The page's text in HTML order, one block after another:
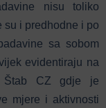
nisu toliko
i predhodne i po
sa sobom
evidentiraju na
Štab CZ gdje je
mjere i aktivnosti